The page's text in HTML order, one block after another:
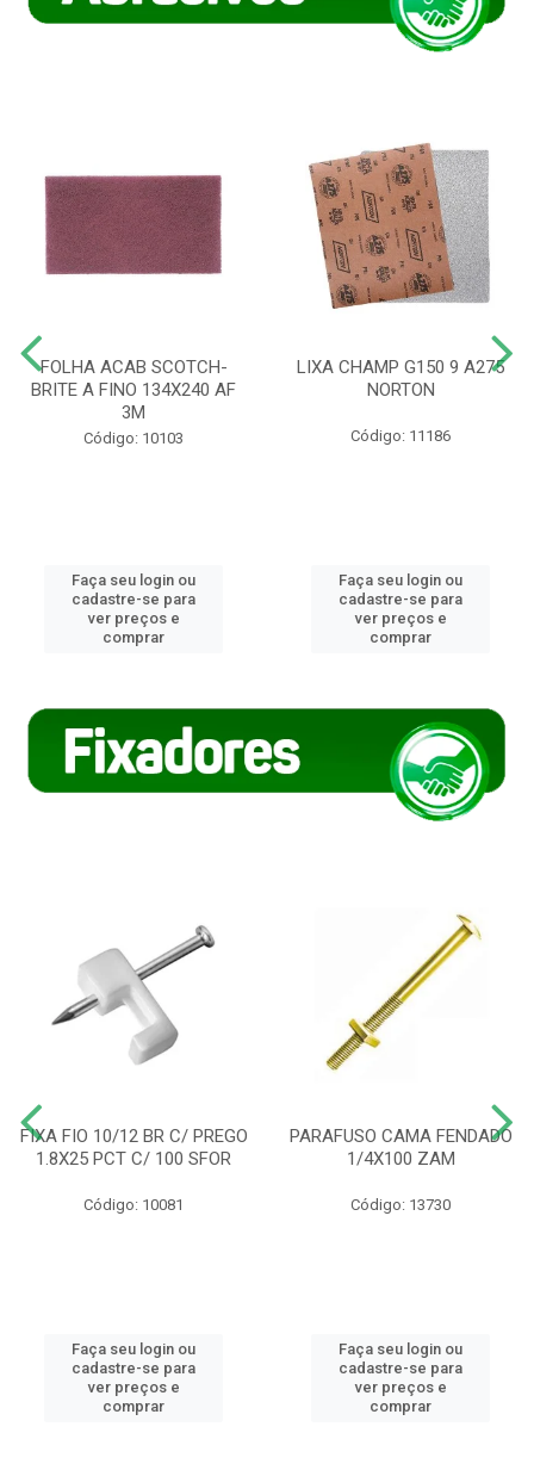
FOLHA ACAB SCOTCH-
BRITE A FINO 134X240 AF
3M
Código: 10103
Faça seu login ou
cadastre-se para
ver preços e
comprar
LIXA CHAMP G150 9 A275
NORTON
Código: 11186
Faça seu login ou
cadastre-se para
ver preços e
comprar
FIXA FIO 10/12 BR C/ PREGO
1.8X25 PCT C/ 100 SFOR
Código: 10081
Faça seu login ou
cadastre-se para
ver preços e
comprar
PARAFUSO CAMA FENDADO
1/4X100 ZAM
Código: 13730
Faça seu login ou
cadastre-se para
ver preços e
comprar